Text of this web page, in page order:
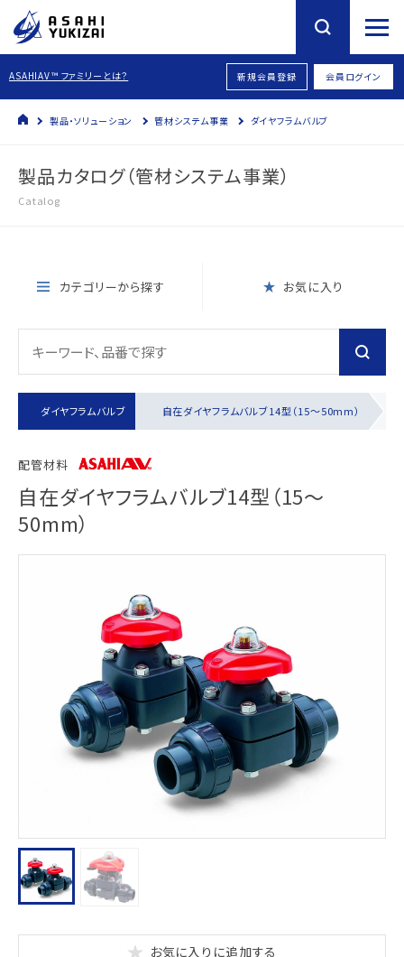
ASAHIAV™ ファミリーとは？ 新規会員登録 会員ログイン
製品・ソリューション 管材システム事業 ダイヤフラムバルブ
製品カタログ（管材システム事業）
Catalog
カテゴリーから探す お気に入り
ダイヤフラムバルブ 自在ダイヤフラムバルブ14型（15～50mm）
配管材料
自在ダイヤフラムバルブ14型（15～
50mm）
お気に入りに追加する